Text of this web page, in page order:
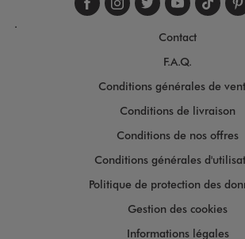
Suivez-nous
Suivez-
Suivez-
.
Contact
F.A.Q.
Conditions générales de
Conditions de livraison
Conditions de nos offres
Conditions générales
Politique de protection des
Gestion des cookies
Informations légales